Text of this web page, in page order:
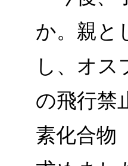
か。親と
し、オス
の飛行禁
素化合物